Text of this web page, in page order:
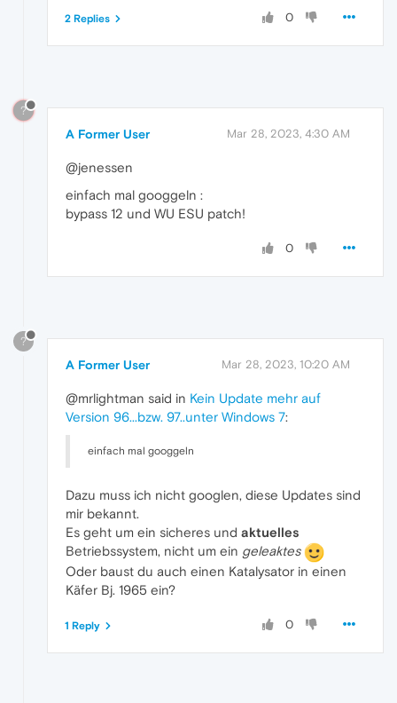
0
2 Replies
?
A Former User Mar 28, 2023, 4:30 AM
@jenessen
einfach mal googgeln :
bypass 12 und WU ESU patch!
0
?
A Former User Mar 28, 2023, 10:20 AM
@mrlightman said in Kein Update mehr auf
Version 96...bzw. 97..unter Windows 7:
einfach mal googgeln
Dazu muss ich nicht googlen, diese Updates sind
mir bekannt.
Es geht um ein sicheres und aktuelles
Betriebssystem, nicht um ein geleaktes
Oder baust du auch einen Katalysator in einen
Käfer Bj. 1965 ein?
0
1 Reply